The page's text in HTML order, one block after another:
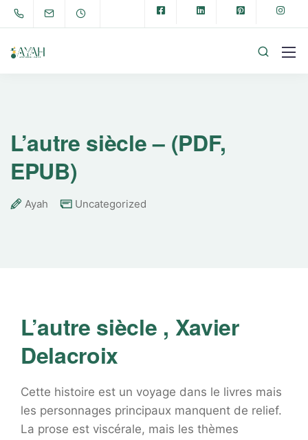
L’autre siècle – (PDF,
EPUB)
Ayah Uncategorized
L’autre siècle , Xavier
Delacroix
Cette histoire est un voyage dans le livres mais
les personnages principaux manquent de relief.
La prose est viscérale, mais les thèmes